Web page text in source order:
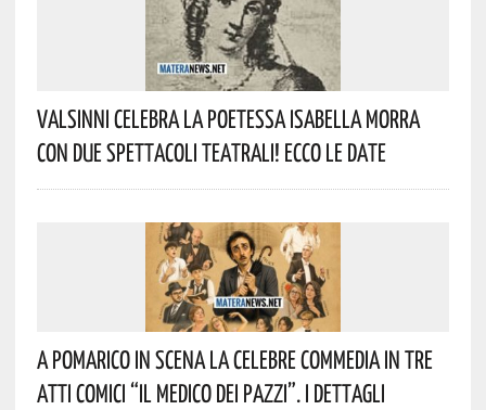
Valsinni Celebra La Poetessa Isabella Morra
Con Due Spettacoli Teatrali! Ecco Le Date
A Pomarico In Scena La Celebre Commedia In Tre
Atti Comici “Il Medico Dei Pazzi”. I Dettagli